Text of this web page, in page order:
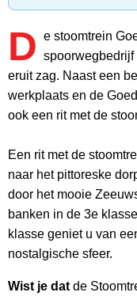
D e stoomtrein
eruit zag. Naast een
werkplaats en de
ook een rit met de
Een rit met de
naar het pittoreske
door het mooie
banken in de 3e
klasse geniet u van
nostalgische sfeer.
Wist je dat de